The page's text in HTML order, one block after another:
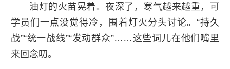
油灯的火苗晃着。夜深了，寒气越来越重，可
学员们一点没觉得冷，围着灯火分头讨论。“持久
战”“统一战线”“发动群众”……这些词儿在他们嘴里
来回念叨。